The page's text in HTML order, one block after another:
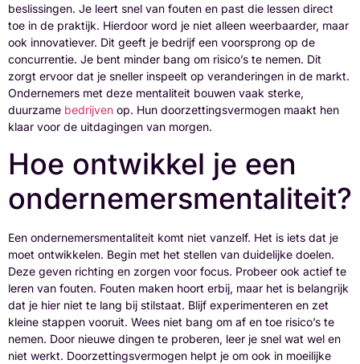
beslissingen. Je leert snel van fouten en past die lessen direct
toe in de praktijk. Hierdoor word je niet alleen weerbaarder, maar
ook innovatiever. Dit geeft je bedrijf een voorsprong op de
concurrentie. Je bent minder bang om risico’s te nemen. Dit
zorgt ervoor dat je sneller inspeelt op veranderingen in de markt.
Ondernemers met deze mentaliteit bouwen vaak sterke,
duurzame bedrijven op. Hun doorzettingsvermogen maakt hen
klaar voor de uitdagingen van morgen.
Hoe ontwikkel je een
ondernemersmentaliteit?
Een ondernemersmentaliteit komt niet vanzelf. Het is iets dat je
moet ontwikkelen. Begin met het stellen van duidelijke doelen.
Deze geven richting en zorgen voor focus. Probeer ook actief te
leren van fouten. Fouten maken hoort erbij, maar het is belangrijk
dat je hier niet te lang bij stilstaat. Blijf experimenteren en zet
kleine stappen vooruit. Wees niet bang om af en toe risico’s te
nemen. Door nieuwe dingen te proberen, leer je snel wat wel en
niet werkt. Doorzettingsvermogen helpt je om ook in moeilijke